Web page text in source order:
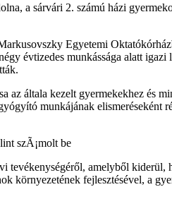
a sárvári 2. számú házi
Egyetemi
évtizedes munkássága alatt
általa kezelt gyermekekhez és
munkájának
tevékenységéről, amelyből
környezetének fejlesztésével, a